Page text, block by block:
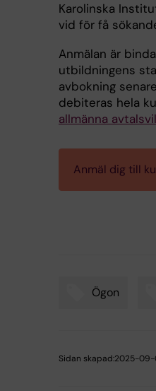
Karolinska
vid för få
Anmälan är
utbildningens
avbokning
debiteras hela
allmänna
Anmäl dig till
Ögon
Sidan skapad:2025-09-